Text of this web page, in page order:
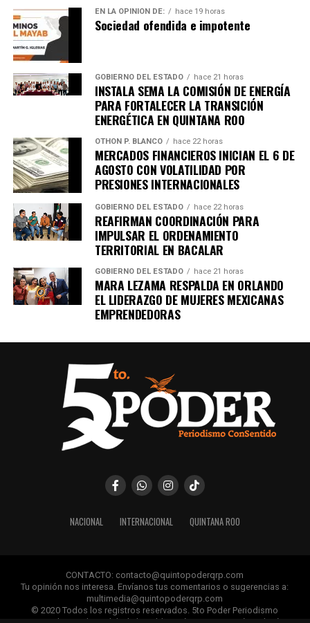
EN LA OPINIÓN DE: hace 19 horas
Sociedad ofendida e impotente
GOBIERNO DEL ESTADO hace 21 horas
INSTALA SEMA LA COMISIÓN DE ENERGÍA
PARA FORTALECER LA TRANSICIÓN
ENERGÉTICA EN QUINTANA ROO
OTHON P. BLANCO hace 22 horas
MERCADOS FINANCIEROS INICIAN EL 6 DE
AGOSTO CON VOLATILIDAD POR
PRESIONES INTERNACIONALES
GOBIERNO DEL ESTADO hace 22 horas
REAFIRMAN COORDINACIÓN PARA
IMPULSAR EL ORDENAMIENTO
TERRITORIAL EN BACALAR
GOBIERNO DEL ESTADO hace 21 horas
MARA LEZAMA RESPALDA EN ORLANDO
EL LIDERAZGO DE MUJERES MEXICANAS
EMPRENDEDORAS
NACIONAL INTERNACIONAL QUINTANA ROO
CONTACTO: contacto@quintopoderqrp.com
Tu opinión nos interesa. Envíanos tus comentarios o sugerencias a:
multimedia@quintopoderqrp.com
© 2020 Todos los registros reservados. 5to Poder Periodismo